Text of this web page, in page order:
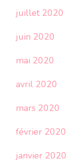
juillet 2020
juin 2020
mai 2020
avril 2020
mars 2020
février 2020
janvier 2020